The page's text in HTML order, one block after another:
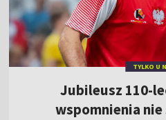
TYLKO U
Jubileusz 110-
wspomnienia